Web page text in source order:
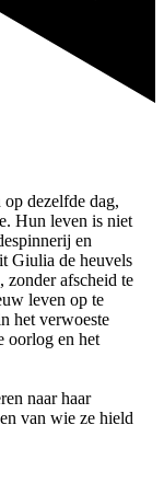
dezelfde dag,
Hun leven is niet
en
Giulia de heuvels
zonder afscheid te
leven op te
het verwoeste
oorlog en het
naar haar
van wie ze hield